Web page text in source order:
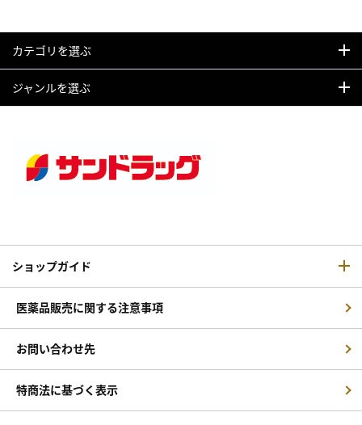
カテゴリを選ぶ
ジャンルを選ぶ
ショップガイド
医薬品販売に関する注意事項
お問い合わせ先
特商法に基づく表示